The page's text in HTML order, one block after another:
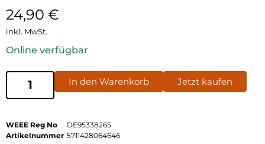
24,90 €
inkl. MwSt.
Online verfügbar
In den Warenkorb Jetzt kaufen
WEEE Reg No
DE95338265
Artikelnummer 5711428064646